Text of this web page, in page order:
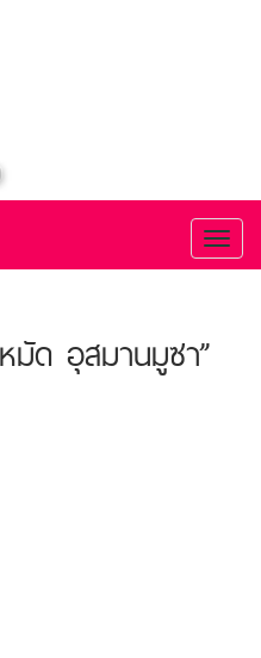
ด อุสมานมูซา”